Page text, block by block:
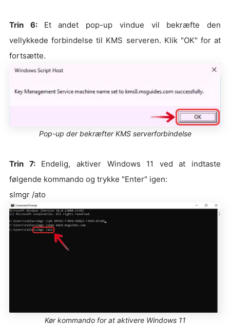
Trin 6: Et andet pop-up vindue vil bekræfte den
vellykkede forbindelse til KMS serveren. Klik "OK" for at
fortsætte.
Pop-up der bekræfter KMS serverforbindelse
Trin 7:Endelig, aktiver Windows 11 ved at indtaste
følgende kommando og trykke "Enter" igen:
slmgr /ato
Kør kommando for at aktivere Windows 11